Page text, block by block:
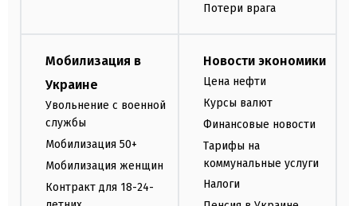
Потери врага
Мобилизация в
Украине
Увольнение с военной
службы
Мобилизация 50+
Мобилизация женщин
Контракт для 18-24-
Новости экономики
Цена нефти
Курсы валют
Финансовые новости
Тарифы на
коммунальные услуги
Налоги